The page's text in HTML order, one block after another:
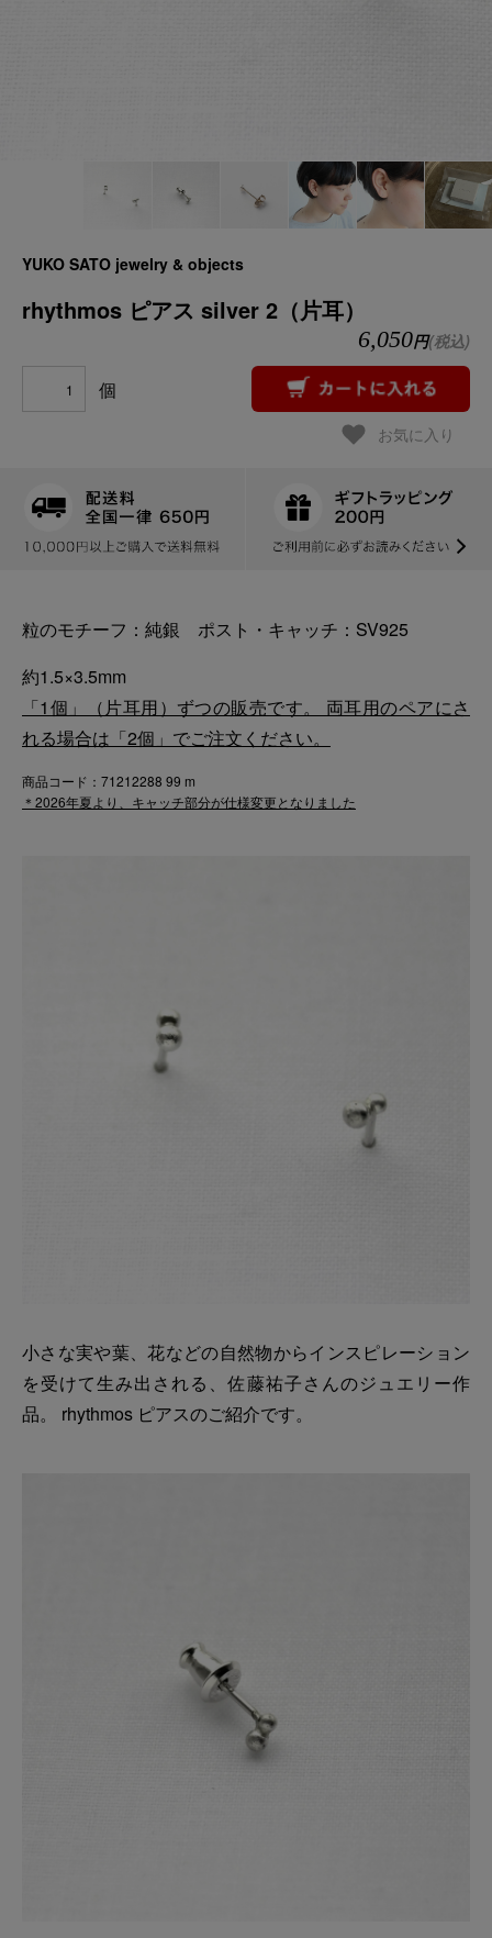
YUKO SATO jewelry & objects
rhythmos ピアス silver 2（片耳）
6,050円(税込)
個
お気に入り
粒のモチーフ：純銀 ポスト・キャッチ：SV925
約1.5×3.5mm
「1個」（片耳用）ずつの販売です。 両耳用のペアにさ
れる場合は「2個」でご注文ください。
商品コード：71212288 99 m
＊2026年夏より、キャッチ部分が仕様変更となりました
小さな実や葉、花などの自然物からインスピレーション
を受けて生み出される、佐藤祐子さんのジュエリー作
品。 rhythmos ピアスのご紹介です。